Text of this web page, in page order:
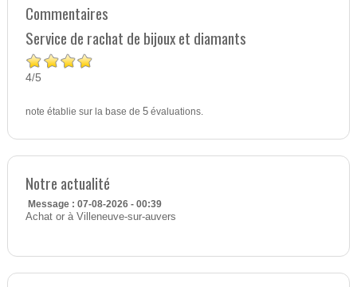
Commentaires
Service de rachat de bijoux et diamants
4/5
note établie sur la base de 5évaluations.
Notre actualité
Message : 07-08-2026 - 00:39
Achat or à Villeneuve-sur-auvers